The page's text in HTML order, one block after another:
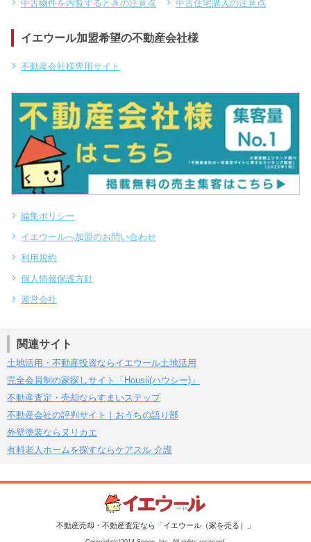
中古物件を内覧するときの注意点 中古住宅購入の注意点
イエウール加盟希望の不動産会社様
不動産会社様専用サイト
編集ポリシー
イエウールへ加盟のお問い合わせ
利用規約
個人情報保護方針
運営会社
関連サイト
土地活用・不動産投資ならイエウール土地活用
完全会員制の家探しサイト「Housii(ハウシー)」
不動産査定・売却ならすまいステップ
不動産会社の評判サイト｜おうちの語り部
外壁塗装ならヌリカエ
有料老人ホームを探すならケアスル 介護
不動産売却・不動産査定なら「イエウール（家を売る）」